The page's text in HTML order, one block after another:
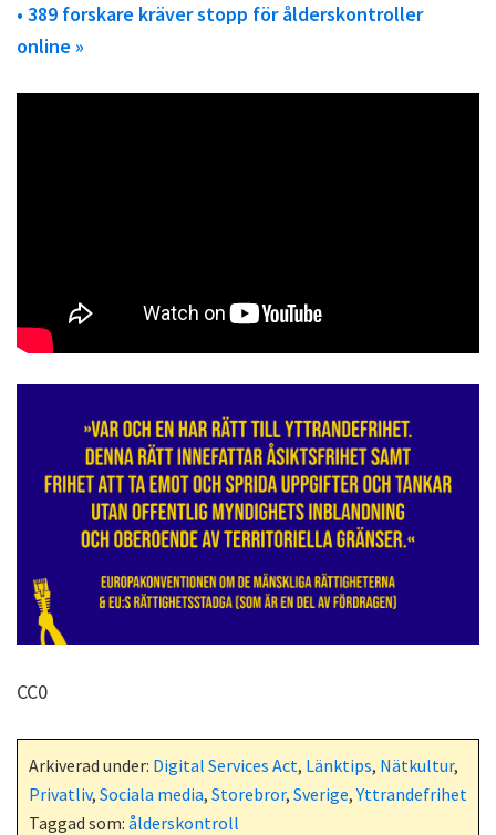
• 389 forskare kräver stopp för ålderskontroller
online »
CC0
Arkiverad under: Digital Services Act, Länktips, Nätkultur,
Privatliv, Sociala media, Storebror, Sverige,Yttrandefrihet
Taggad som: ålderskontroll